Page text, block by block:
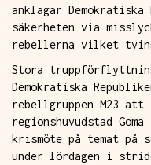
anklagar
säkerheten via
rebellerna vilket
Stora
Demokratiska
rebellgruppen M23
regionshuvudstad
krismöte på temat på
under lördagen i